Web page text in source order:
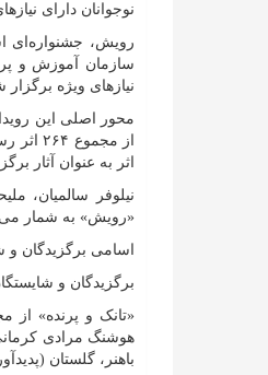
نوجوانان دارای
سازمان آموزش و
نیاز‌های ویژه برگزار
محور اصلی این
اثر به عنوان آثار
نیلوفر سالمیان،
«رویش» به شمار
اسامی برگزیدگان و شایستگان تقدیر
برگزیدگان و
«تانک و پرنده» از
باهنر، گلستان